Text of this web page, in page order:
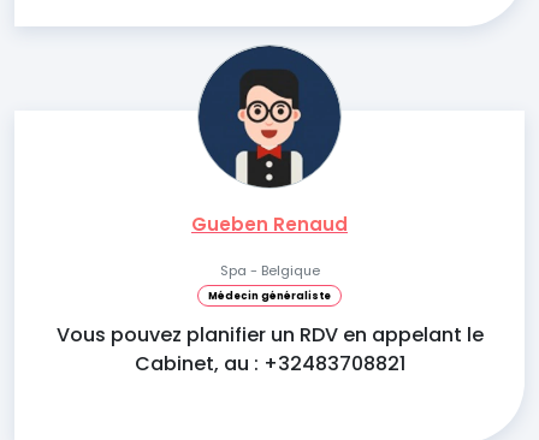
Gueben Renaud
Spa - Belgique
Médecin généraliste
Vous pouvez planifier un RDV en appelant le
Cabinet, au : +32483708821